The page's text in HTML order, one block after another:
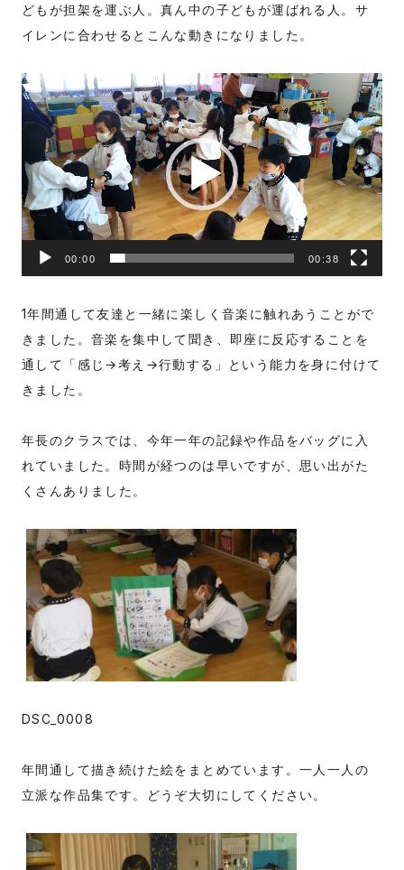
どもが担架を運ぶ人。真ん中の子どもが運ばれる人。サ
イレンに合わせるとこんな動きになりました。
動
画
レ
ー
ヤ
ー
00:00 00:38
1年間通して友達と一緒に楽しく音楽に触れあうことがで
きました。音楽を集中して聞き、即座に反応することを
通して「感じ→考え→行動する」という能力を身に付けて
きました。
年長のクラスでは、今年一年の記録や作品をバッグに入
れていました。時間が経つのは早いですが、思い出がた
くさんありました。
DSC_0008
年間通して描き続けた絵をまとめています。一人一人の
立派な作品集です。どうぞ大切にしてください。